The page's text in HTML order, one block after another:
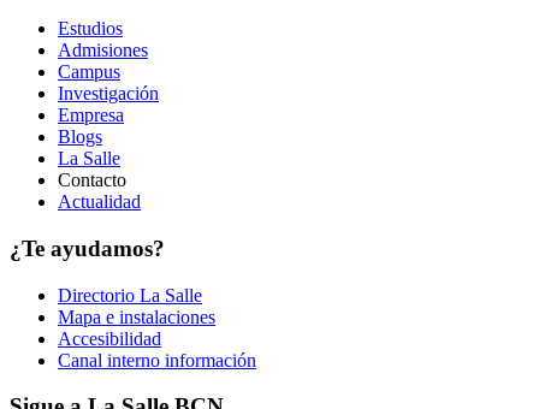
Estudios
Admisiones
Campus
Investigación
Empresa
Blogs
La Salle
Contacto
Actualidad
¿Te ayudamos?
Directorio La Salle
Mapa e instalaciones
Accesibilidad
Canal interno información